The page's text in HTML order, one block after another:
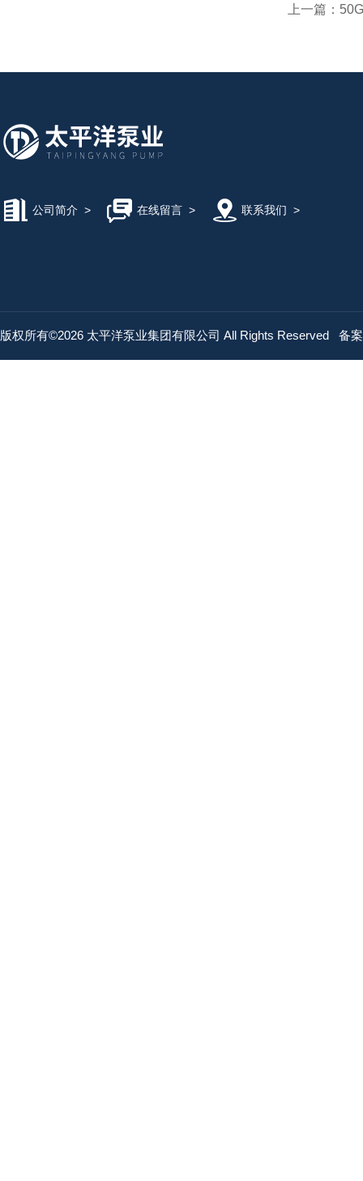
上一篇：
公司简介 > 在线留言> 联系我们 >
版权所有©2026 太平洋泵业集团有限公司 All Rights Reserved 备